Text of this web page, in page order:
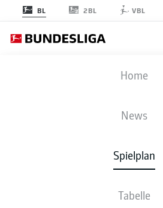
BL 2BL VBL
Home
News
Spielplan
Tabelle
B04
4 0
AUFSTELLUNGEN